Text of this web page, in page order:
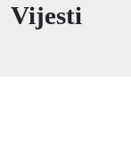
Vijesti